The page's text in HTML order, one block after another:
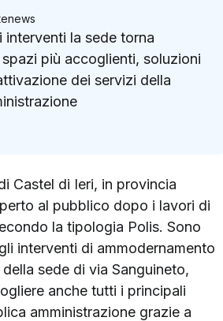
interventi la sede torna
più accoglienti, soluzioni
dei servizi della
Facebook
Castel di Ieri, in provincia
al pubblico dopo i lavori di
la tipologia Polis. Sono
interventi di ammodernamento
sede di via Sanguineto,
anche tutti i principali
amministrazione grazie a